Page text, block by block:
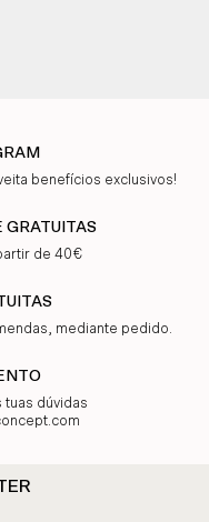
benefícios exclusivos!
GRATUITAS
de 40€
mediante pedido.
tuas dúvidas